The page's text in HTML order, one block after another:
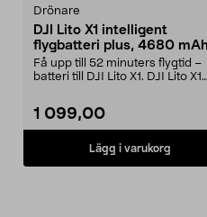
Drönare
DJI Lito X1 intelligent
flygbatteri plus, 4680 mAh
Få upp till 52 minuters flygtid –
batteri till DJI Lito X1. DJI Lito X1
1 099,00
Lägg i varukorg